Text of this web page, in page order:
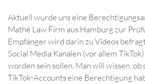
Aktuell wurde uns eine
Mathé Law Firm aus Hamburg zur
Empfänger wird darin zu Videos
Social Media Kanälen (vor allem
worden sein sollen. Man will wissen,
TikTok-Accounts eine Berechtigung